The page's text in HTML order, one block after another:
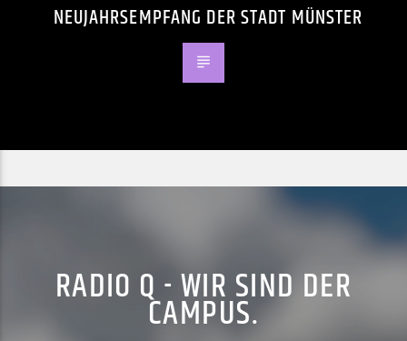
NEUJAHRSEMPFANG DER STADT MÜNSTER
RADIO Q - WIR SIND DER
CAMPUS.